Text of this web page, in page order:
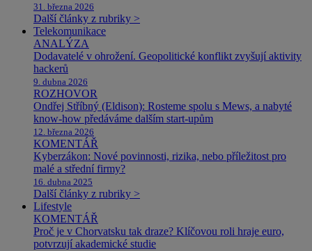
31. března 2026
Další články z rubriky >
Telekomunikace
ANALÝZA
Dodavatelé v ohrožení. Geopolitické konflikt zvyšují aktivity
hackerů
9. dubna 2026
ROZHOVOR
Ondřej Stříbný (Eldison): Rosteme spolu s Mews, a nabyté
know-how předáváme dalším start-upům
12. března 2026
KOMENTÁŘ
Kyberzákon: Nové povinnosti, rizika, nebo příležitost pro
malé a střední firmy?
16. dubna 2025
Další články z rubriky >
Lifestyle
KOMENTÁŘ
Proč je v Chorvatsku tak draze? Klíčovou roli hraje euro,
potvrzují akademické studie